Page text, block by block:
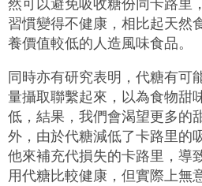
習慣變得不健康，相比起天然
養價值較低的人造風味食品。
同時亦有研究表明，代糖有可
量攝取聯繫起來，以為食物甜
低，結果，我們會渴望更多的
外，由於代糖減低了卡路里的
他來補充代損失的卡路里，導
用代糖比較健康，但實際上無